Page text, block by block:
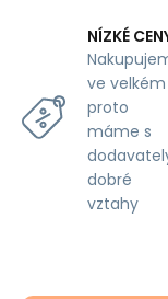
NÍZKÉ
ve
proto
máme s
dobré
vztahy